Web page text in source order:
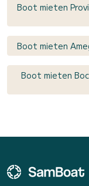
Boot mieten
Boot mieten
Boot mieten